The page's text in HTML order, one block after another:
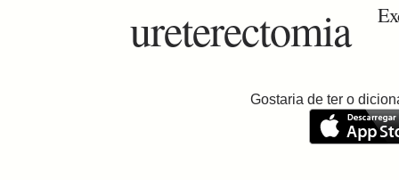
ureterectomia
Gostaria de ter o